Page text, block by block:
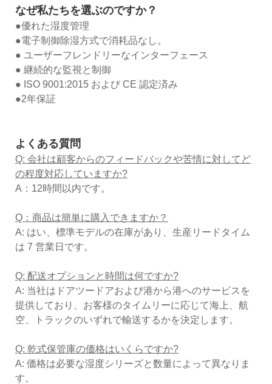
なぜ私たちを選ぶのですか？
●優れた湿度管理
●電子制御除湿方式で消耗品なし。
● ユーザーフレンドリーなインターフェース
● 継続的な監視と制御
● ISO 9001:2015 および CE 認定済み
●2年保証
よくある質問
Q: 会社は顧客からのフィードバックや苦情に対してど
の程度対応していますか?
A：12時間以内です。
Q：商品は簡単に購入できますか？
A: はい、標準モデルの在庫があり、生産リードタイム
は 7 営業日です。
Q: 配送オプションと時間は何ですか?
A: 当社はドアツードアおよび港から港へのサービスを
提供しており、お客様のタイムリーに応じて海上、航
空、トラックのいずれで輸送するかを決定します。
Q: 乾式保管庫の価格はいくらですか?
A: 価格は必要な湿度シリーズと数量によって異なりま
す。